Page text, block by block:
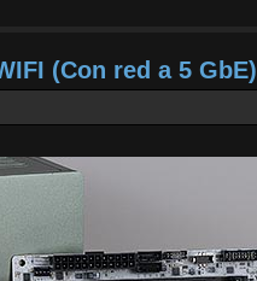
(Con red a 5 GbE)